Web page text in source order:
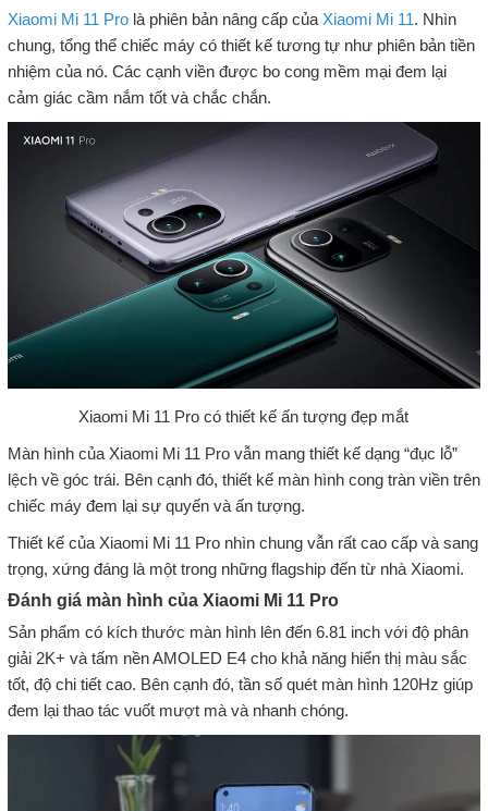
Xiaomi Mi 11 Prolà phiên bản nâng cấp của Xiaomi Mi 11. Nhìn
chung, tổng thể chiếc máy có thiết kế tương tự như phiên bản tiền
nhiệm của nó. Các cạnh viền được bo cong mềm mại đem lại
cảm giác cầm nắm tốt và chắc chắn.
Xiaomi Mi 11 Pro có thiết kế ấn tượng đẹp mắt
Màn hình của Xiaomi Mi 11 Pro vẫn mang thiết kế dạng “đục lỗ”
lệch về góc trái. Bên cạnh đó, thiết kế màn hình cong tràn viền trên
chiếc máy đem lại sự quyến và ấn tượng.
Thiết kế của Xiaomi Mi 11 Pro nhìn chung vẫn rất cao cấp và sang
trọng, xứng đáng là một trong những flagship đến từ nhà Xiaomi.
Đánh giá màn hình của Xiaomi Mi 11 Pro
Sản phẩm có kích thước màn hình lên đến 6.81 inch với độ phân
giải 2K+ và tấm nền AMOLED E4 cho khả năng hiển thị màu sắc
tốt, độ chi tiết cao. Bên cạnh đó, tần số quét màn hình 120Hz giúp
đem lại thao tác vuốt mượt mà và nhanh chóng.